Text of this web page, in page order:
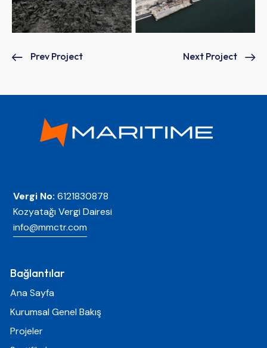
Prev Project Next Project
Vergi No: 6121830878
Kozyatağı Vergi Dairesi
info@mmctr.com
Bağlantılar
Ana Sayfa
Kurumsal Genel Bakış
Projeler